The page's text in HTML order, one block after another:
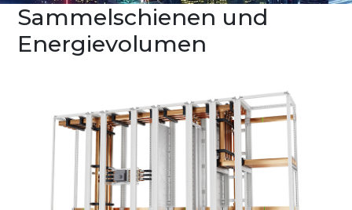
Sammelschienen und
Energievolumen